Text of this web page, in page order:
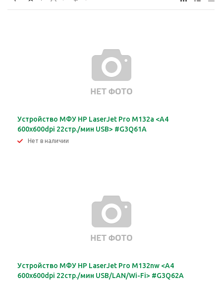
Устройство МФУ HP LaserJet Pro M132a <A4
600х600dpi 22стр./мин USB> #G3Q61A
Нет в наличии
Устройство МФУ HP LaserJet Pro M132nw <A4
600х600dpi 22стр./мин USB/LAN/Wi-Fi> #G3Q62A